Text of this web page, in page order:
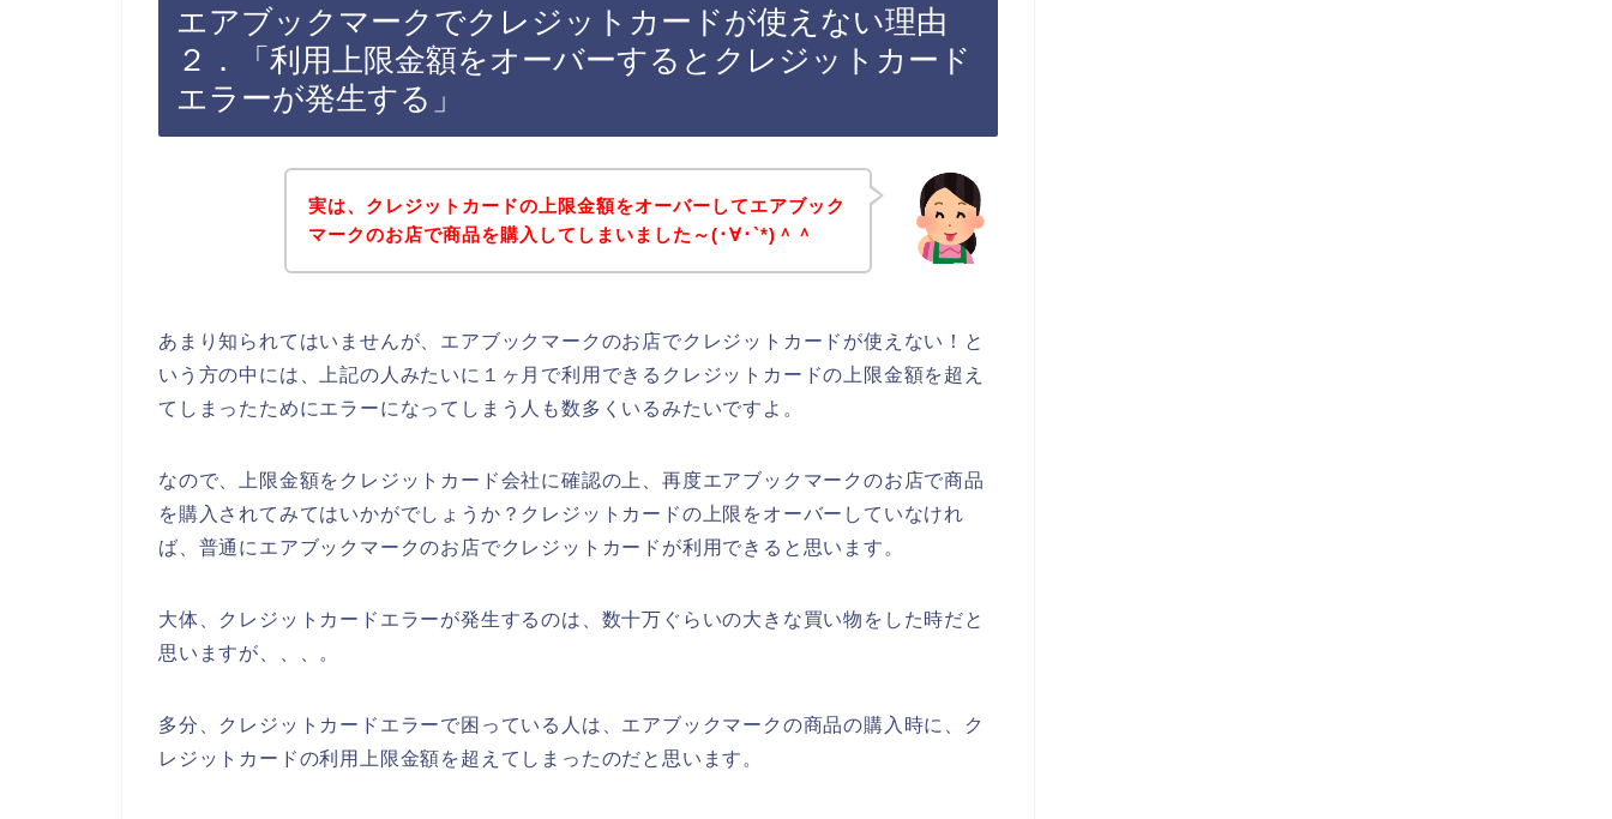
エアブックマークでクレジットカードが使えない理由
２．「利用上限金額をオーバーするとクレジットカード
エラーが発生する」
実は、クレジットカードの上限金額をオーバーしてエアブック
マークのお店で商品を購入してしまいました～(･∀･`*)＾＾
あまり知られてはいませんが、エアブックマークのお店でクレジットカードが使えない！と
いう方の中には、上記の人みたいに１ヶ月で利用できるクレジットカードの上限金額を超え
てしまったためにエラーになってしまう人も数多くいるみたいですよ。
なので、上限金額をクレジットカード会社に確認の上、再度エアブックマークのお店で商品
を購入されてみてはいかがでしょうか？クレジットカードの上限をオーバーしていなけれ
ば、普通にエアブックマークのお店でクレジットカードが利用できると思います。
大体、クレジットカードエラーが発生するのは、数十万ぐらいの大きな買い物をした時だと
思いますが、、、。
多分、クレジットカードエラーで困っている人は、エアブックマークの商品の購入時に、ク
レジットカードの利用上限金額を超えてしまったのだと思います。